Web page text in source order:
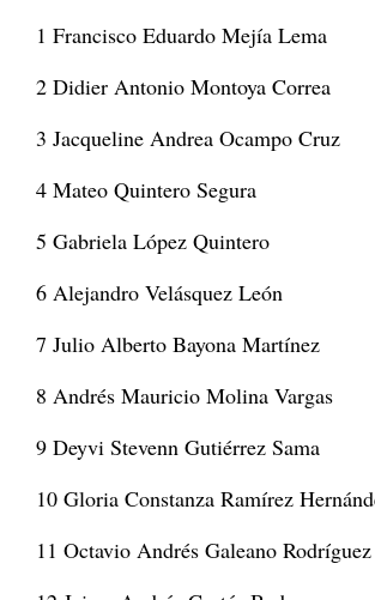
1 Francisco Eduardo Mejía Lema
2 Didier Antonio Montoya Correa
3 Jacqueline Andrea Ocampo Cruz
4 Mateo Quintero Segura
5 Gabriela López Quintero
6 Alejandro Velásquez León
7 Julio Alberto Bayona Martínez
8 Andrés Mauricio Molina Vargas
9 Deyvi Stevenn Gutiérrez Sama
10 Gloria Constanza Ramírez
11 Octavio Andrés Galeano Rodríguez